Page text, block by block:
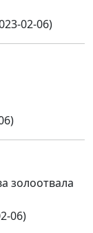
02-06)
золоотвала
06)